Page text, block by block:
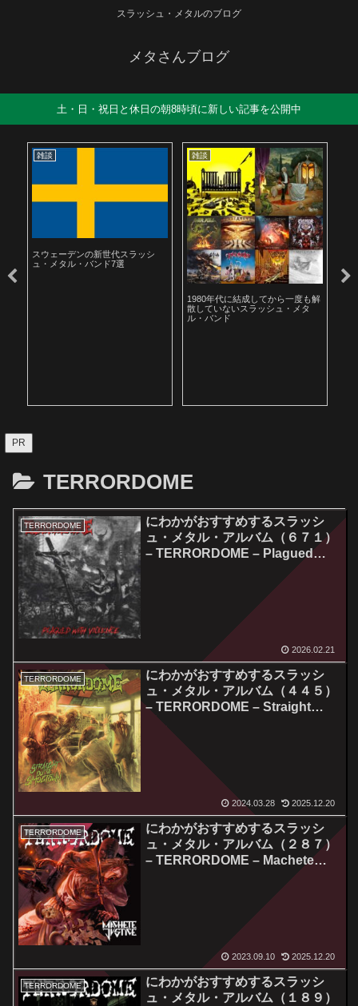
スラッシュ・メタルのブログ
メタさんブログ
土・日・祝日と休日の朝8時頃に新しい記事を公開中
雑談
スウェーデンの新世代スラッシ
ュ・メタル・バンド7選
雑談
1980年代に結成してから一度も解
散していないスラッシュ・メタ
ル・バンド
PR
TERRORDOME
TERRORDOME
にわかがおすすめするスラッシ
ュ・メタル・アルバム（６７１）
– TERRORDOME – Plagued
2026.02.21
TERRORDOME
にわかがおすすめするスラッシ
ュ・メタル・アルバム（４４５）
– TERRORDOME – Straight
Outta Smogtown
2024.03.28 2025.12.20
TERRORDOME
にわかがおすすめするスラッシ
ュ・メタル・アルバム（２８７）
– TERRORDOME – Machete
2023.09.10 2025.12.20
TERRORDOME
にわかがおすすめするスラッシ
ュ・メタル・アルバム（１８９）